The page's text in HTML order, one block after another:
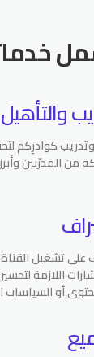
والتأهيل
كوادرِكم
من المدرّبين
على تشغيل
اللازمة
أو السياسات